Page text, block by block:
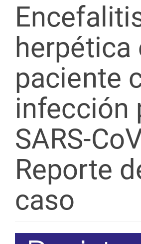
herpética
paciente
infección
SARS-
Reporte
caso